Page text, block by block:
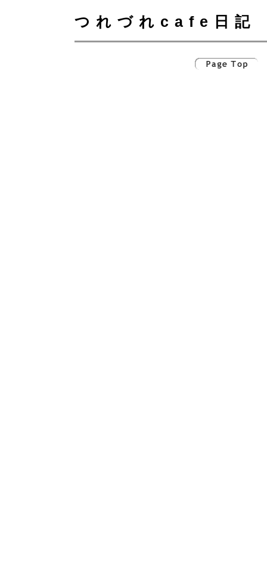
つれづれcafe日記